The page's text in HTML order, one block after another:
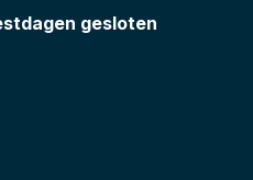
gesloten